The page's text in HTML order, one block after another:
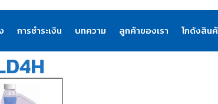
การชำระเงิน บทความ ลูกค้าของเรา โกดังสิน